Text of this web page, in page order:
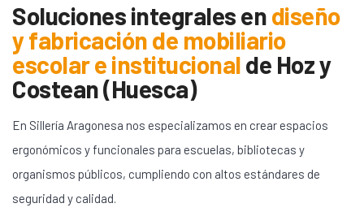
Soluciones integrales endiseño
y fabricación de mobiliario
escolar e institucionalde Hoz y
Costean (Huesca)
En Sillería Aragonesa nos especializamos en crear espacios
ergonómicos y funcionales para escuelas, bibliotecas y
organismos públicos, cumpliendo con altos estándares de
seguridad y calidad.